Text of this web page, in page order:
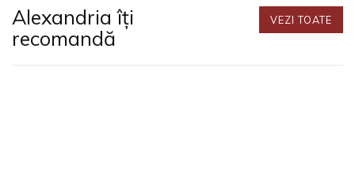
Alexandria îți
recomandă
VEZI TOATE